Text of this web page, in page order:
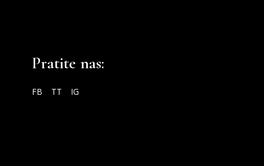
Pratite nas:
FB TT IG